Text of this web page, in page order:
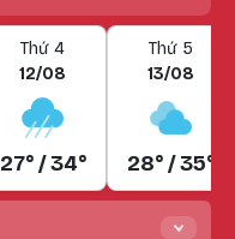
Thứ 4
12/08
27° / 34°
Thứ 5
13/08
28° / 35°